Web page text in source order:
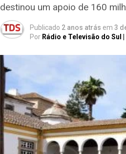
destinou um apoio de 160
Publicado 2 anos atrás em 3
Por Rádio e Televisão do Sul |